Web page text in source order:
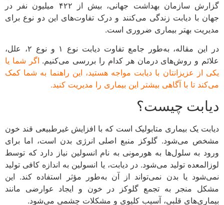
گزارش سازمان بهداشت جهانی، بیش از ۴۲۲ میلیون نفر در
با دیابت زندگی می‌کنند و درک تفاوت‌های این دو نوع برای
بهتر بیماری ضروری است.
در این مقاله، به‌طور جامع تفاوت دیابت نوع ۱ و نوع ۲، علل،
و روش‌های درمان هر کدام را بررسی می‌کنیم.اگر شما یا
از عزیزانتان با دیابت مواجه هستید، این راهنما به شما کمک
تا با آگاهی بیشتر این بیماری را مدیریت کنید.
چیست؟
یک بیماری متابولیک است که با افزایش غیرطبیعی قند خون
می‌شود. گلوکز منبع اصلی انرژی بدن است، اما برای
به سلول‌ها به هورمونی به نام انسولین نیاز دارد که توسط
تولید می‌شود. در دیابت، یا انسولین به اندازه کافی تولید
یا بدن نمی‌تواند از آن به‌طور مؤثر استفاده کند. این
منجر به تجمع گلوکز در خون و ایجاد عوارضی مانند
قلبی، آسیب کلیوی و مشکلات چشمی می‌شود.